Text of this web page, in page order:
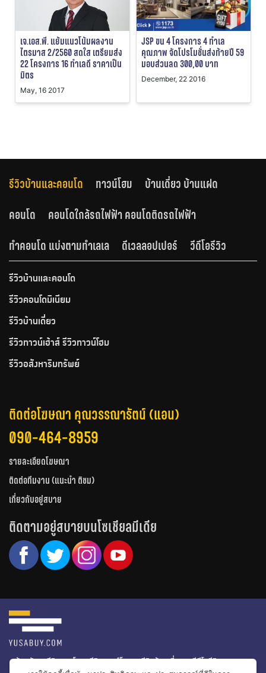
เจ.เอส.พี. แย้มแนวโน้มผลงาน
ไตรมาส 2/2560 สดใส เตรียมส่ง
22 โครงการ 16 ทำเลดี ราคาเป็น
มิตร
May, 16 2017
JSP ขน 4 โครงการ 4 ทำเล
คุณภาพ จัดโปรโมชั่นส่งท้ายปี 59
มอบส่วนลด 300,00 บาท
December, 22 2016
รีวิวบ้านและคอนโด ทาวน์โฮม
บ้านเดี่ยว บ้านแฝด
คอนโด
คอนโดใกล้รถไฟฟ้า คอนโดติดรถไฟฟ้า
ทำคอนโด แบ่งตามทำเลเล
ดีเวลลอปเปอร์ วีดีโอรีวิว
รีวิวบ้านและคอนโด
รีวิวคอนโดมิเนียม
รีวิวบ้านเดี่ยว
รีวิวทาวน์เฮ้าส์ รีวิวทาวน์โฮม
รีวิวอสังหาริมทรัพย์
ติดต่อโฆษณา คุณวรรณารัตน์ (แอน)
090-464-8959
รายละเอียดโฆษณา
ติดต่อทีมงาน (แนะนำ ติชม)
เกี่ยวกับอยู่สบาย
ติดตามอยู่สบายบนโซเชียลมีเดีย
หน้าหลัก รีวิวคอนโด รีวิวทาวน์โฮม รีวิวบ้านเดี่ยว วีดีโอรีวิว